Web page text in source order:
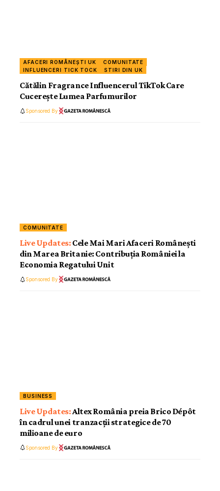
AFACERI ROMÂNEȘTI UK
COMUNITATE
INFLUENCERI TICK TOCK
STIRI DIN UK
Cătălin Fragrance Influencerul TikTok Care
Cucerește Lumea Parfumurilor
Sponsored By
COMUNITATE
Cele Mai Mari Afaceri Românești
din Marea Britanie: Contribuția României la
Economia Regatului Unit
Sponsored By
BUSINESS
Altex România preia Brico Dépôt
în cadrul unei tranzacții strategice de 70
milioane de euro
Sponsored By